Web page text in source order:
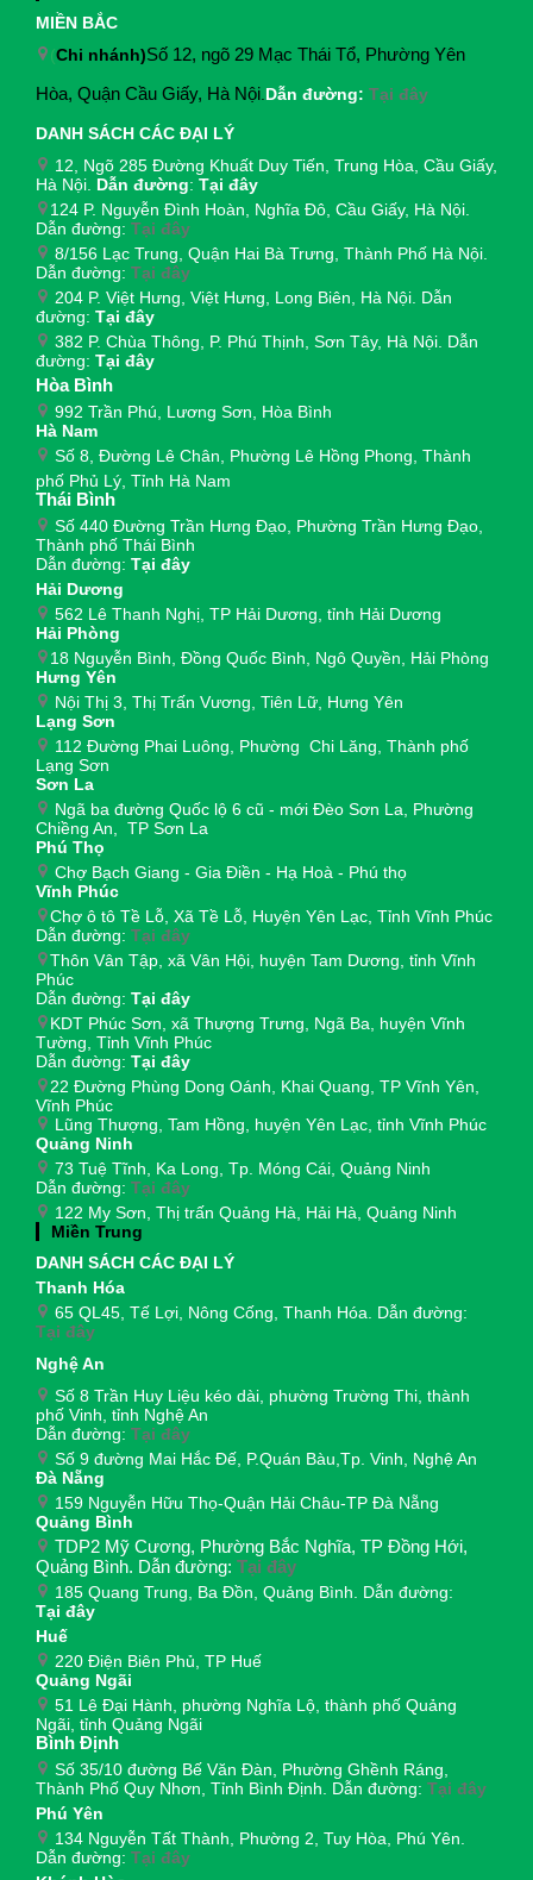
MIỀN BẮC
(Chi nhánh)Số 12, ngõ 29 Mạc Thái Tổ, Phường Yên
Hòa, Quận Cầu Giấy, Hà Nội Dẫn đường: Tại đây
DANH SÁCH CÁC ĐẠI LÝ
12, Ngõ 285 Đường Khuất Duy Tiến, Trung Hòa, Cầu Giấy,
Hà Nội. Dẫn đường: Tại đây
124 P. Nguyễn Đình Hoàn, Nghĩa Đô, Cầu Giấy, Hà Nội.
Dẫn đường: Tại đây
8/156 Lạc Trung, Quận Hai Bà Trưng, Thành Phố Hà Nội.
Dẫn đường: Tại đây
204 P. Việt Hưng, Việt Hưng, Long Biên, Hà Nội. Dẫn
đường: Tại đây
382 P. Chùa Thông, P. Phú Thịnh, Sơn Tây, Hà Nội. Dẫn
đường: Tại đây
Hòa Bình
992 Trần Phú, Lương Sơn, Hòa Bình
Hà Nam
Số 8, Đường Lê Chân, Phường Lê Hồng Phong, Thành
phố Phủ Lý, Tỉnh Hà Nam
Thái Bình
Số 440 Đường Trần Hưng Đạo, Phường Trần Hưng Đạo,
Thành phố Thái Bình
Dẫn đường: Tại đây
Hải Dương
562 Lê Thanh Nghị, TP Hải Dương, tỉnh Hải Dương
Hải Phòng
18 Nguyễn Bình, Đồng Quốc Bình, Ngô Quyền, Hải Phòng
Hưng Yên
Nội Thị 3, Thị Trấn Vương, Tiên Lữ, Hưng Yên
Lạng Sơn
112 Đường Phai Luông, Phường Chi Lăng, Thành phố
Lạng Sơn
Sơn La
Ngã ba đường Quốc lộ 6 cũ - mới Đèo Sơn La, Phường
Chiềng An, TP Sơn La
Phú Thọ
Chợ Bạch Giang - Gia Điền - Hạ Hoà - Phú thọ
Vĩnh Phúc
Chợ ô tô Tề Lỗ, Xã Tề Lỗ, Huyện Yên Lạc, Tỉnh Vĩnh Phúc
Dẫn đường: Tại đây
Thôn Vân Tập, xã Vân Hội, huyện Tam Dương, tỉnh Vĩnh
Phúc
Dẫn đường: Tại đây
KDT Phúc Sơn, xã Thượng Trưng, Ngã Ba, huyện Vĩnh
Tường, Tỉnh Vĩnh Phúc
Dẫn đường: Tại đây
22 Đường Phùng Dong Oánh, Khai Quang, TP Vĩnh Yên,
Vĩnh Phúc
Lũng Thượng, Tam Hồng, huyện Yên Lạc, tỉnh Vĩnh Phúc
Quảng Ninh
73 Tuệ Tĩnh, Ka Long, Tp. Móng Cái, Quảng Ninh
Dẫn đường: Tại đây
122 My Sơn, Thị trấn Quảng Hà, Hải Hà, Quảng Ninh
Miền Trung
DANH SÁCH CÁC ĐẠI LÝ
Thanh Hóa
65 QL45, Tế Lợi, Nông Cống, Thanh Hóa. Dẫn đường:
Tại đây
Nghệ An
Số 8 Trần Huy Liệu kéo dài, phường Trường Thi, thành
phố Vinh, tỉnh Nghệ An
Dẫn đường: Tại đây
Số 9 đường Mai Hắc Đế, P.Quán Bàu,Tp. Vinh, Nghệ An
Đà Nẵng
159 Nguyễn Hữu Thọ-Quận Hải Châu-TP Đà Nẵng
Quảng Bình
TDP2 Mỹ Cương, Phường Bắc Nghĩa, TP Đồng Hới,
Quảng Bình. Dẫn đường: Tại đây
185 Quang Trung, Ba Đồn, Quảng Bình. Dẫn đường:
Tại đây
Huế
220 Điện Biên Phủ, TP Huế
Quảng Ngãi
51 Lê Đại Hành, phường Nghĩa Lộ, thành phố Quảng
Ngãi, tỉnh Quảng Ngãi
Bình Định
Số 35/10 đường Bế Văn Đàn, Phường Ghềnh Ráng,
Thành Phố Quy Nhơn, Tỉnh Bình Định. Dẫn đường: Tại đây
Phú Yên
134 Nguyễn Tất Thành, Phường 2, Tuy Hòa, Phú Yên.
Dẫn đường: Tại đây